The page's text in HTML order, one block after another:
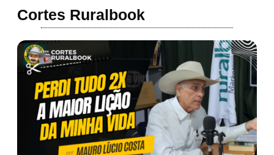
Cortes Ruralbook